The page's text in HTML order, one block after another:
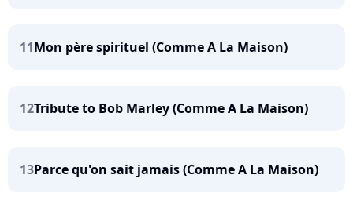
11Mon père spirituel (Comme A La Maison)
12Tribute to Bob Marley (Comme A La Maison)
13Parce qu'on sait jamais (Comme A La Maison)